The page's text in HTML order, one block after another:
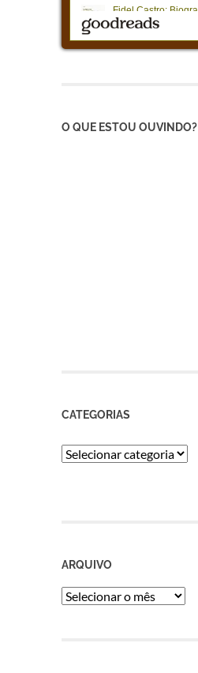
O QUE ESTOU OUVINDO?
CATEGORIAS
Categorias
ARQUIVO
Arquivo